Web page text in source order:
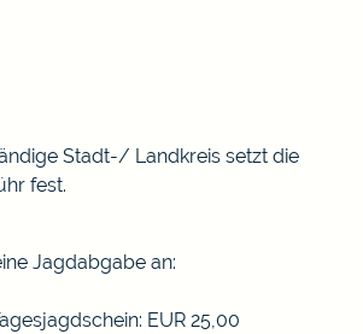
Stadt-/ Landkreis setzt die
fest.
Jagdabgabe an:
EUR 25,00